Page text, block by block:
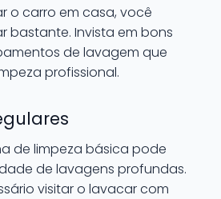
o carro em casa, você
bastante. Invista em bons
de lavagem que
profissional.
de limpeza básica pode
de lavagens profundas.
visitar o lavacar com